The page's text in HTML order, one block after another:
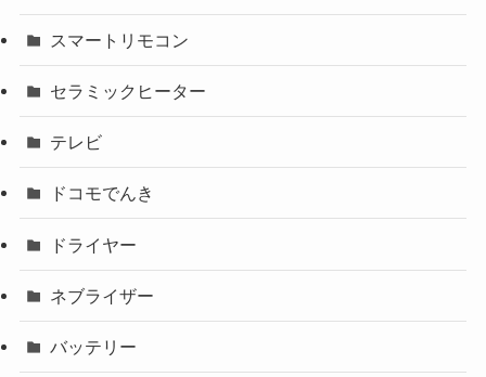
スマートリモコン
セラミックヒーター
テレビ
ドコモでんき
ドライヤー
ネブライザー
バッテリー